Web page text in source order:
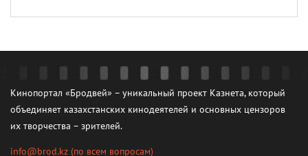
Кинопортал «Бродвей» – уникальный проект Казнета, который
объединяет казахстанских кинодеятелей и основных цензоров
их творчества – зрителей.
info@brod.kz (по всем вопросам)